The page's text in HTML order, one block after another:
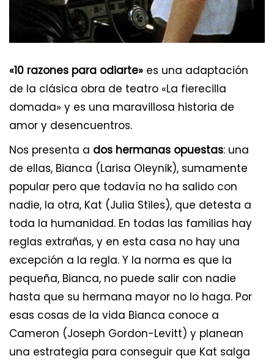
«10 razones para odiarte» es una adaptación
de la clásica obra de teatro «La fierecilla
domada» y es una maravillosa historia de
amor y desencuentros.
Nos presenta a dos hermanas opuestas: una
de ellas, Bianca (Larisa Oleynik), sumamente
popular pero que todavía no ha salido con
nadie, la otra, Kat (Julia Stiles), que detesta a
toda la humanidad. En todas las familias hay
reglas extrañas, y en esta casa no hay una
excepción a la regla. Y la norma es que la
pequeña, Bianca, no puede salir con nadie
hasta que su hermana mayor no lo haga. Por
esas cosas de la vida Bianca conoce a
Cameron (Joseph Gordon-Levitt) y planean
una estrategia para conseguir que Kat salga